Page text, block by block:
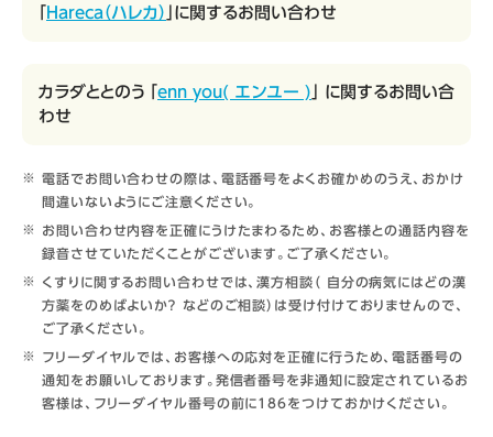
Hareca（ハレカ） 」に関するお問い合わせ
カラダととのう 「 enn you( エンユー ) 」 に関するお問い合
わせ
電話でお問い合わせの際は、電話番号をよくお確かめのうえ、おかけ
間違いないようにご注意ください。
お問い合わせ内容を正確にうけたまわるため、お客様との通話内容を
録音させていただくことがございます。ご了承ください。
くすりに関するお問い合わせでは、漢方相談（ 自分の病気にはどの漢
方薬をのめばよいか？ などのご相談）は受け付けておりませんので、
ご了承ください。
フリーダイヤルでは、お客様への応対を正確に行うため、電話番号の
通知をお願いしております。発信者番号を非通知に設定されているお
客様は、フリーダイヤル番号の前に186をつけておかけください。